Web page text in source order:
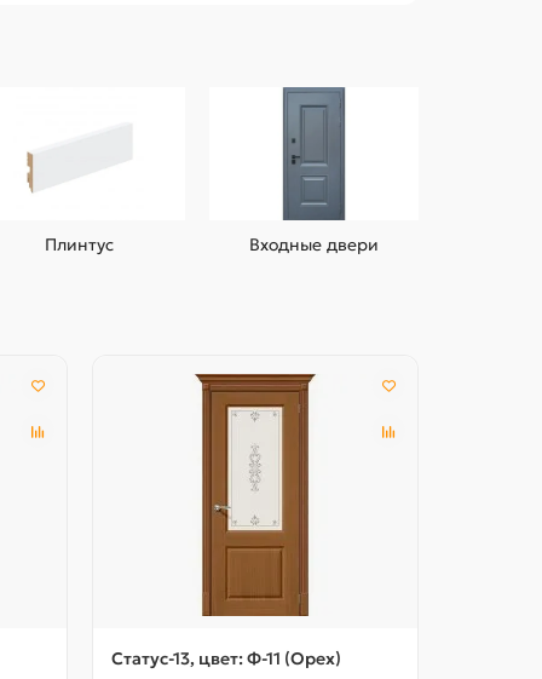
Плинтус Входные двери
Статус-13, цвет: Ф-11 (Орех)